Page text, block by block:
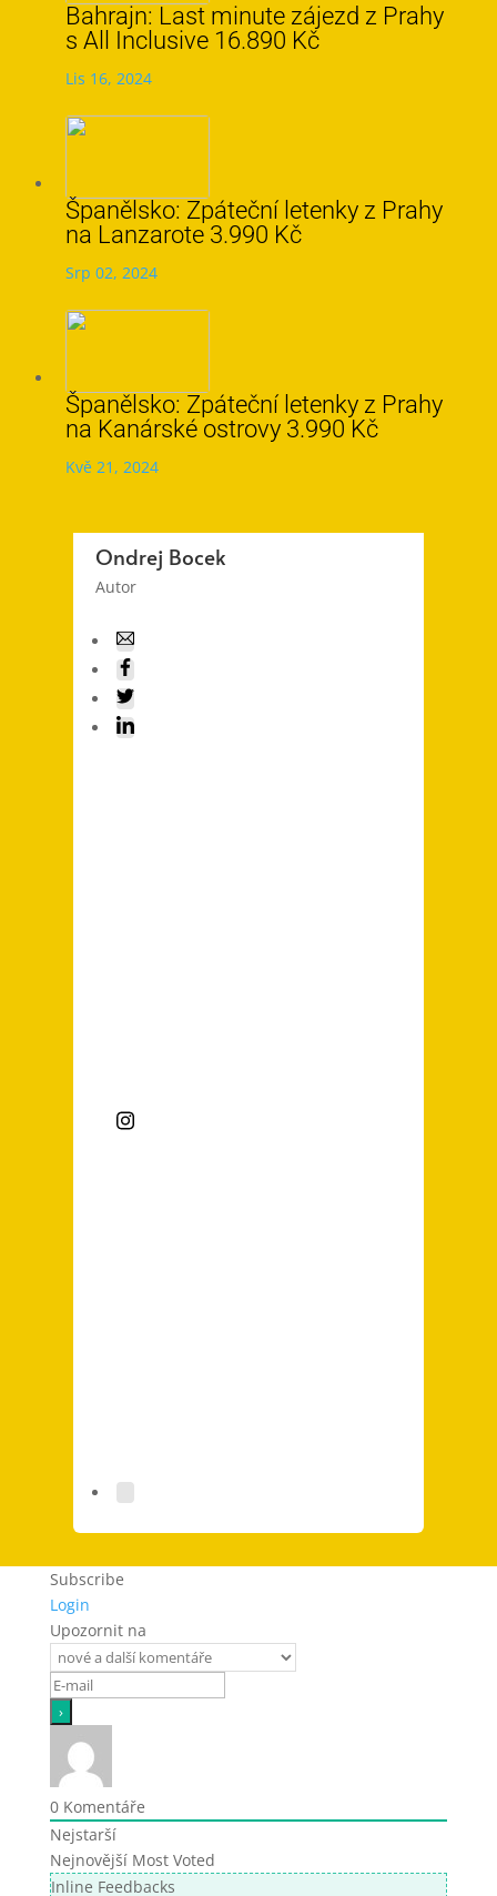
Bahrajn: Last minute zájezd z Prahy
s All Inclusive 16.890 Kč
Lis 16, 2024
Španělsko: Zpáteční letenky z Prahy
na Lanzarote 3.990 Kč
Srp 02, 2024
Španělsko: Zpáteční letenky z Prahy
na Kanárské ostrovy 3.990 Kč
Kvě 21, 2024
Ondrej Bocek
Autor
Subscribe
Login
Upozornit na
0Komentáře
Nejstarší
Nejnovější Most Voted
Inline Feedbacks